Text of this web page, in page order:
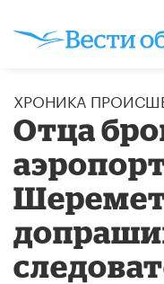
ХРОНИКА
Отца